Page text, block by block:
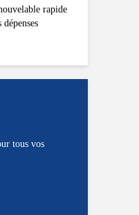
rapide
tous vos